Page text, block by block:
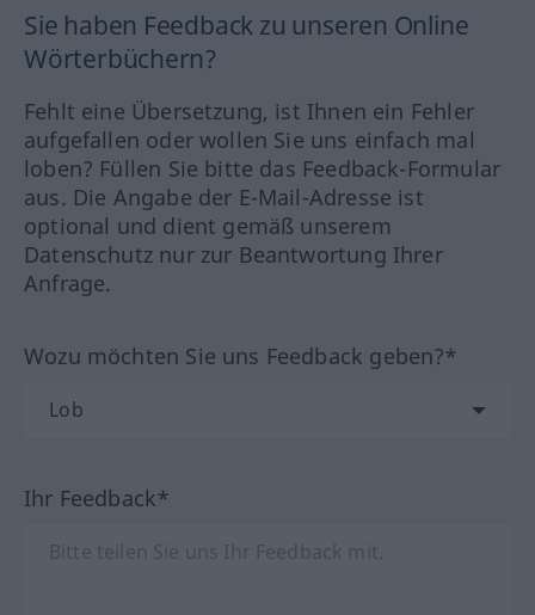
Sie haben Feedback zu unseren Online
Wörterbüchern?
Fehlt eine Übersetzung, ist Ihnen ein Fehler
aufgefallen oder wollen Sie uns einfach mal
loben? Füllen Sie bitte das Feedback-Formular
aus. Die Angabe der E-Mail-Adresse ist
optional und dient gemäß unserem
Datenschutz nur zur Beantwortung Ihrer
Anfrage.
Wozu möchten Sie uns Feedback geben?*
Ihr Feedback*